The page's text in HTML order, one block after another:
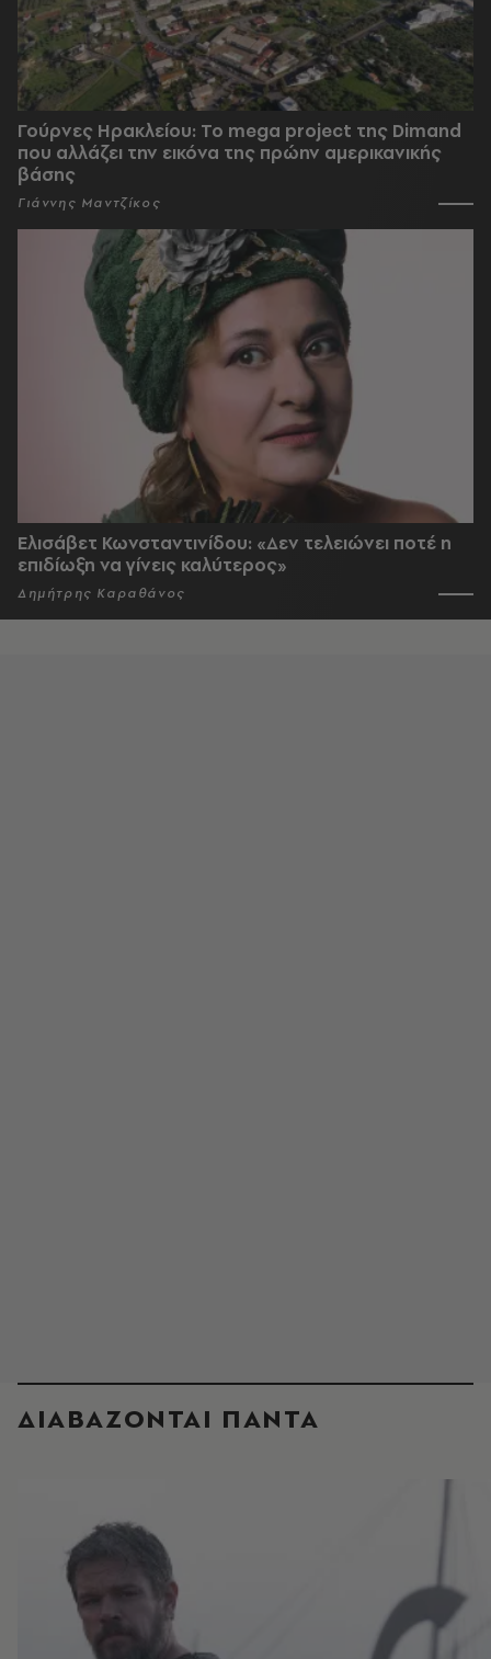
Γούρνες Ηρακλείου: To mega project της Dimand
που αλλάζει την εικόνα της πρώην αμερικανικής
βάσης
Γιάννης Μαντζίκος
Ελισάβετ Κωνσταντινίδου: «Δεν τελειώνει ποτέ η
επιδίωξη να γίνεις καλύτερος»
Δημήτρης Καραθάνος
ΔΙΑΒΑΖΟΝΤΑΙ ΠΑΝΤΑ